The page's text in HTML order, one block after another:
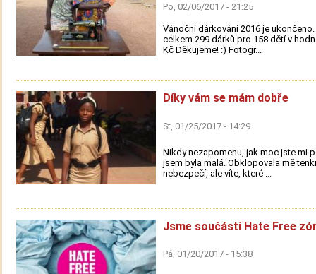
Po, 02/06/2017 - 21:25
Vánoční dárkování 2016 je
celkem 299 dárků pro 158 dětí v
Kč Děkujeme! :) Fotogr...
Díky vám se mám dobře
St, 01/25/2017 - 14:29
Nikdy nezapomenu, jak moc jste mi
jsem byla malá. Obklopovala mě
nebezpečí, ale víte, které ...
Jsme součástí Hate Free
Pá, 01/20/2017 - 15:38